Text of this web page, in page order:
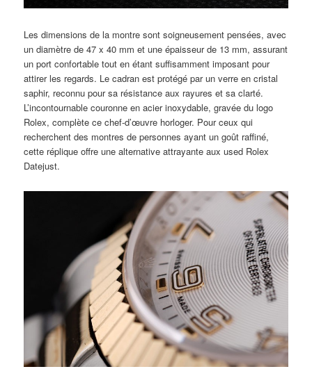
Les dimensions de la montre sont soigneusement pensées, avec
un diamètre de 47 x 40 mm et une épaisseur de 13 mm, assurant
un port confortable tout en étant suffisamment imposant pour
attirer les regards. Le cadran est protégé par un verre en cristal
saphir, reconnu pour sa résistance aux rayures et sa clarté.
L’incontournable couronne en acier inoxydable, gravée du logo
Rolex, complète ce chef-d’œuvre horloger. Pour ceux qui
recherchent des montres de personnes ayant un goût raffiné,
cette réplique offre une alternative attrayante aux used Rolex
Datejust.